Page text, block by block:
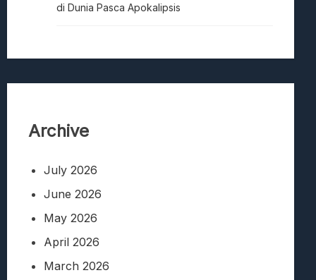
di Dunia Pasca Apokalipsis
Archive
July 2026
June 2026
May 2026
April 2026
March 2026